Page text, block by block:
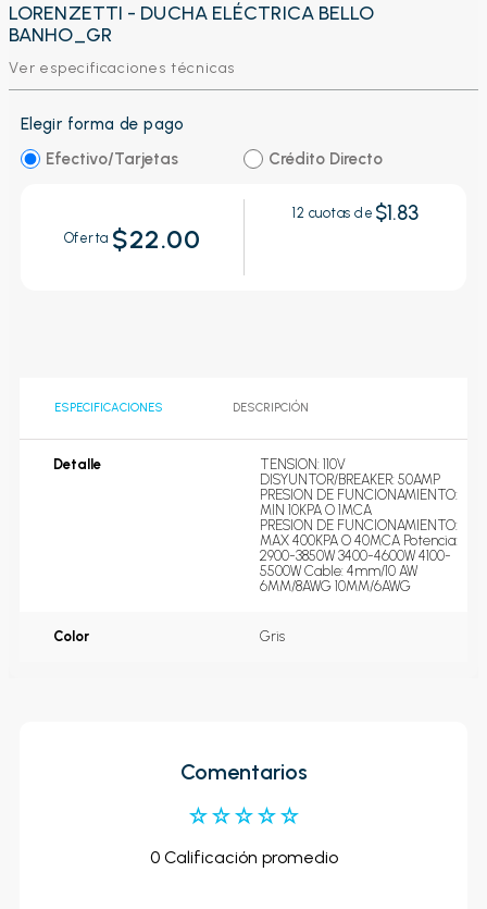
LORENZETTI - DUCHA ELÉCTRICA BELLO
BANHO_GR
Ver especificaciones técnicas
Elegir forma de pago
Efectivo/Tarjetas
Crédito Directo
Oferta $22.00
12 cuotas de $1.83
ESPECIFICACIONES DESCRIPCIÓN
Detalle
TENSION: 110V
DISYUNTOR/BREAKER: 50AMP
PRESION DE FUNCIONAMIENTO:
MIN 10KPA O 1MCA
PRESION DE FUNCIONAMIENTO:
MAX 400KPA O 40MCA Potencia:
2900-3850W 3400-4600W 4100-
5500W Cable: 4mm/10 AW
6MM/8AWG 10MM/6AWG
Color Gris
Comentarios
☆☆☆☆☆
0 Calificación promedio